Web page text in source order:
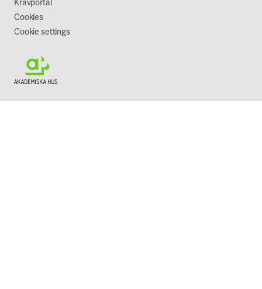
Kravportal
Cookies
Cookie settings